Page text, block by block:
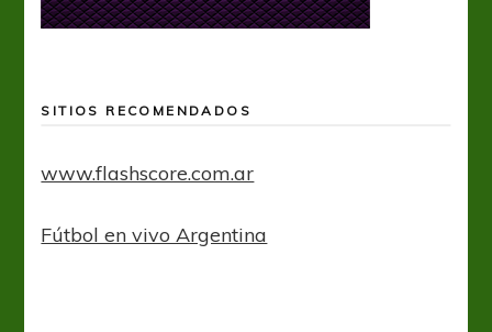
SITIOS RECOMENDADOS
www.flashscore.com.ar
Fútbol en vivo Argentina